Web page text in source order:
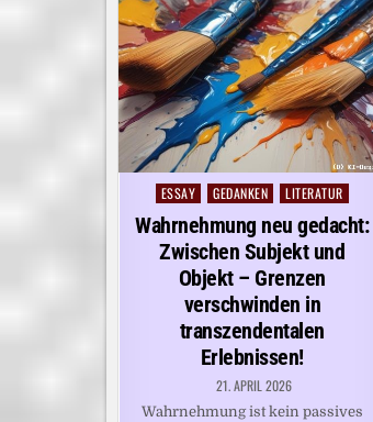
Posted
in
ESSAY GEDANKEN LITERATUR
Wahrnehmung neu gedacht:
Zwischen Subjekt und
Objekt – Grenzen
verschwinden in
transzendentalen
Erlebnissen!
21. APRIL 2026
Wahrnehmung ist kein passives